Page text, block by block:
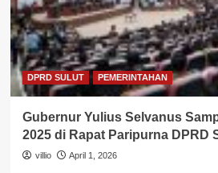
DPRD SULUT PEMERINTAHAN
Gubernur Yulius Selvanus
2025 di Rapat Paripurna DPRD
villio April 1, 2026